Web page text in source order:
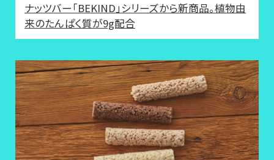
ナッツバー「BEKIND」シリーズから新商品。植物由
来のたんぱく質が9g配合